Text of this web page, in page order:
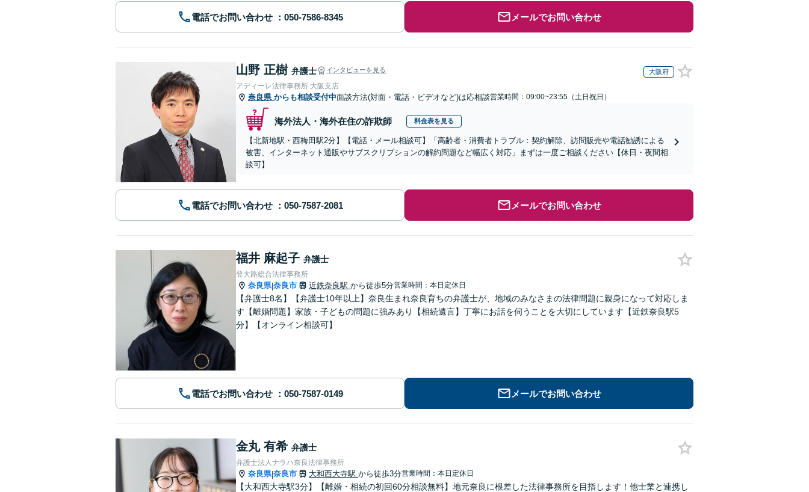
電話でお問い合わせ メールでお問い合わせ
山野 正樹 弁護士 インタビューを見る 大阪府
アディーレ法律事務所 大阪支店
奈良県 からも相談受付中面談方法(対面・電話・ビデオなど)は応相談営業時間：09:00~23:55（土日祝日）
海外法人・海外在住の詐欺師 料金表を見る
【北新地駅・西梅田駅2分】【電話・メール相談可】「高齢者・消費者トラブル：契約解除、訪問販売や電話勧誘による
被害、インターネット通販やサブスクリプションの解約問題など幅広く対応」まずは一度ご相談ください【休日・夜間相
談可】
電話でお問い合わせ メールでお問い合わせ
福井 麻起子 弁護士
登大路総合法律事務所
奈良県|奈良市 近鉄奈良駅 から徒歩5分営業時間：本日定休日
【弁護士8名】【弁護士10年以上】奈良生まれ奈良育ちの弁護士が、地域のみなさまの法律問題に親身になって対応しま
す【離婚問題】家族・子どもの問題に強みあり【相続遺言】丁寧にお話を伺うことを大切にしています【近鉄奈良駅5
分】【オンライン相談可】
電話でお問い合わせ メールでお問い合わせ
金丸 有希 弁護士
弁護士法人ナラハ奈良法律事務所
奈良県|奈良市 大和西大寺駅 から徒歩3分営業時間：本日定休日
【大和西大寺駅3分】【離婚・相続の初回60分相談無料】地元奈良に根差した法律事務所を目指します！他士業と連携し